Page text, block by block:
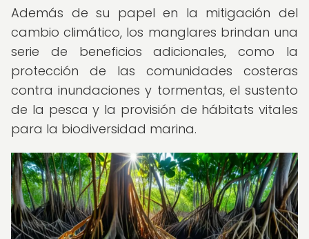
Además de su papel en la mitigación del
cambio climático, los manglares brindan una
serie de beneficios adicionales, como la
protección de las comunidades costeras
contra inundaciones y tormentas, el sustento
de la pesca y la provisión de hábitats vitales
para la biodiversidad marina.